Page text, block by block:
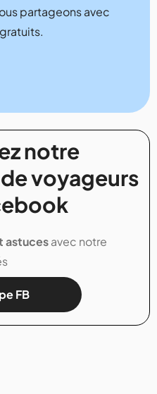
partageons avec
notre
voyageurs
astucesavec notre
FB